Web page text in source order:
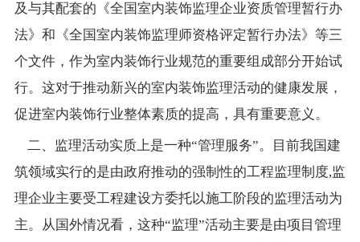
及与其配套的《全国室内装饰监理企业资质管理暂行办
法》和《全国室内装饰监理师资格评定暂行办法》等三
个文件，作为室内装饰行业规范的重要组成部分开始试
行。这对于推动新兴的室内装饰监理活动的健康发展，
促进室内装饰行业整体素质的提高，具有重要意义。
二、监理活动实质上是一种“管理服务”。目前我国建
筑领域实行的是由政府推动的强制性的工程监理制度,监
理企业主要受工程建设方委托以施工阶段的监理活动为
主。从国外情况看，这种“监理”活动主要是由项目管理